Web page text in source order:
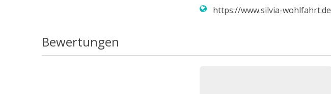
https://www.silvia-wohlfahrt.de
Bewertungen